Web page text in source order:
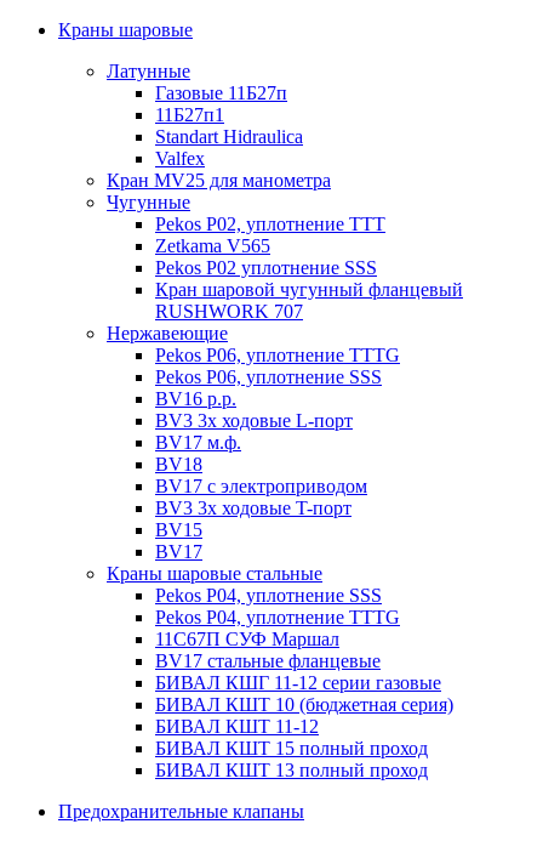
Краны шаровые
Латунные
Газовые 11Б27п
11Б27п1
Standart Hidraulica
Valfex
Кран MV25 для манометра
Чугунные
Pekos P02, уплотнение ТТТ
Zetkama V565
Pekos P02 уплотнение SSS
Кран шаровой чугунный фланцевый
RUSHWORK 707
Нержавеющие
Pekos P06, уплотнение ТТТG
Pekos P06, уплотнение SSS
BV16 р.р.
BV3 3х ходовые L-порт
BV17 м.ф.
BV18
BV17 с электроприводом
BV3 3х ходовые T-порт
BV15
BV17
Краны шаровые стальные
Pekos P04, уплотнение SSS
Pekos P04, уплотнение ТТТG
11С67П СУФ Маршал
BV17 стальные фланцевые
БИВАЛ КШГ 11-12 серии газовые
БИВАЛ КШТ 10 (бюджетная серия)
БИВАЛ КШТ 11-12
БИВАЛ КШТ 15 полный проход
БИВАЛ КШТ 13 полный проход
Предохранительные клапаны